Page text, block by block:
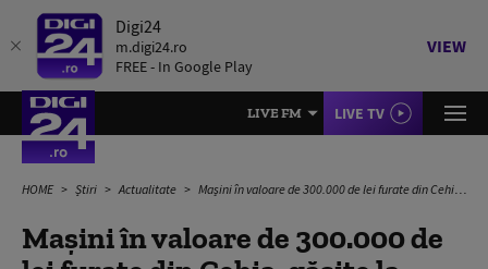
Digi24
m.digi24.ro
FREE - In Google Play
VIEW
LIVE FM LIVE TV
HOME Știri Actualitate Mașini în valoare de 300.000 de lei furate din Cehia, găsite la granița României după câteva ore
Mașini în valoare de 300.000 de